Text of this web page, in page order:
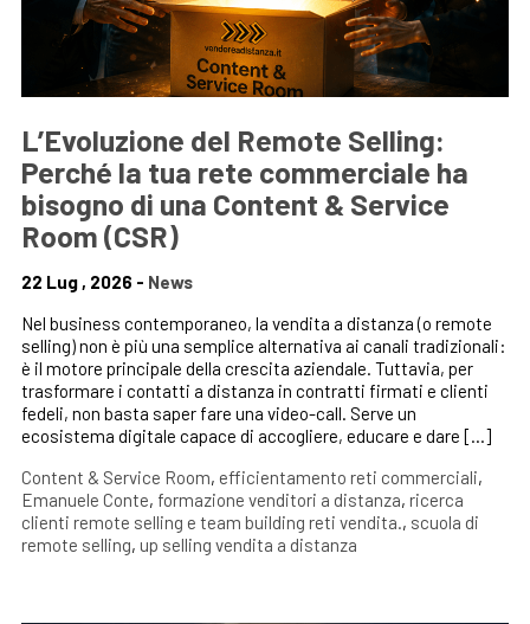
L’Evoluzione del Remote Selling:
Perché la tua rete commerciale ha
bisogno di una Content & Service
Room (CSR)
22 Lug , 2026 - News
Nel business contemporaneo, la vendita a distanza (o remote
selling) non è più una semplice alternativa ai canali tradizionali:
è il motore principale della crescita aziendale. Tuttavia, per
trasformare i contatti a distanza in contratti firmati e clienti
fedeli, non basta saper fare una video-call. Serve un
ecosistema digitale capace di accogliere, educare e dare […]
Content & Service Room, efficientamento reti commerciali,
Emanuele Conte, formazione venditori a distanza, ricerca
clienti remote selling e team building reti vendita., scuola di
remote selling, up selling vendita a distanza